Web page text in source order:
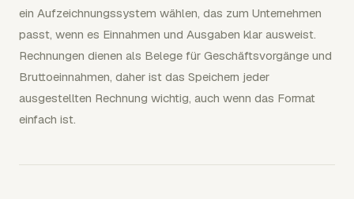
ein Aufzeichnungssystem wählen, das zum Unternehmen
passt, wenn es Einnahmen und Ausgaben klar ausweist.
Rechnungen dienen als Belege für Geschäftsvorgänge und
Bruttoeinnahmen, daher ist das Speichern jeder
ausgestellten Rechnung wichtig, auch wenn das Format
einfach ist.